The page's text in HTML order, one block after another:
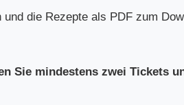
die Rezepte als PDF zum
Sie mindestens zwei Tickets